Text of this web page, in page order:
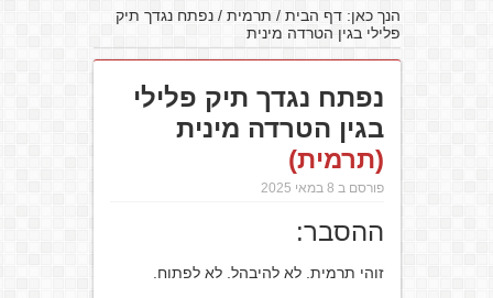
הנך כאן:דף הבית / תרמית /נפתח נגדך תיק
פלילי בגין הטרדה מינית
נפתח נגדך תיק פלילי
בגין הטרדה מינית
(תרמית)
פורסם ב 8 במאי 2025
ההסבר:
זוהי תרמית. לא להיבהל. לא לפתוח.